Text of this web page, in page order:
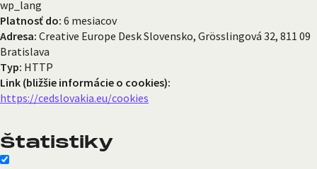
wp_lang
Platnosť do: 6 mesiacov
Adresa: Creative Europe Desk Slovensko, Grösslingová 32, 811 09
Bratislava
Typ: HTTP
Link (bližšie informácie o cookies):
https://cedslovakia.eu/cookies
Štatistiky